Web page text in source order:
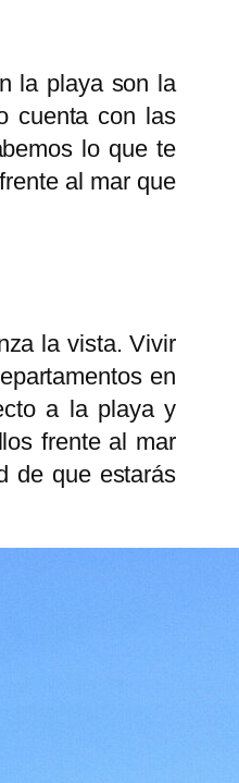
la playa son la
cuenta con las
lo que te
al mar que
la vista. Vivir
en
a la playa y
frente al mar
de que estarás